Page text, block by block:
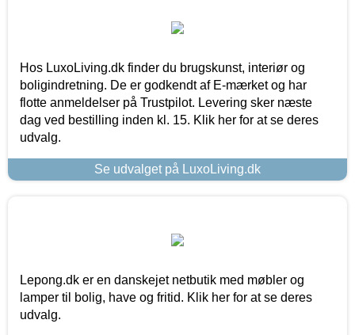
Hos LuxoLiving.dk finder du brugskunst, interiør og
boligindretning. De er godkendt af E-mærket og har
flotte anmeldelser på Trustpilot. Levering sker næste
dag ved bestilling inden kl. 15. Klik her for at se deres
udvalg.
Se udvalget på LuxoLiving.dk
Lepong.dk er en danskejet netbutik med møbler og
lamper til bolig, have og fritid. Klik her for at se deres
udvalg.